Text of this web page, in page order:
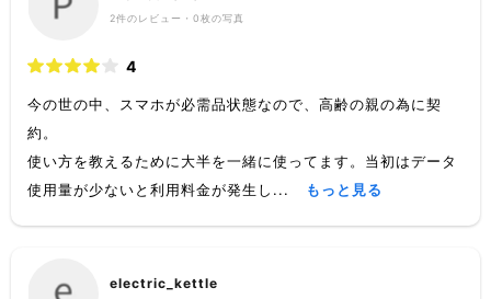
2件のレビュー・ 0枚の写真
4
今の世の中、スマホが必需品状態なので、高齢の親の為に契
約。
使い方を教えるために大半を一緒に使ってます。当初はデータ
使用量が少ないと利用料金が発生し...
もっと見る
electric_kettle